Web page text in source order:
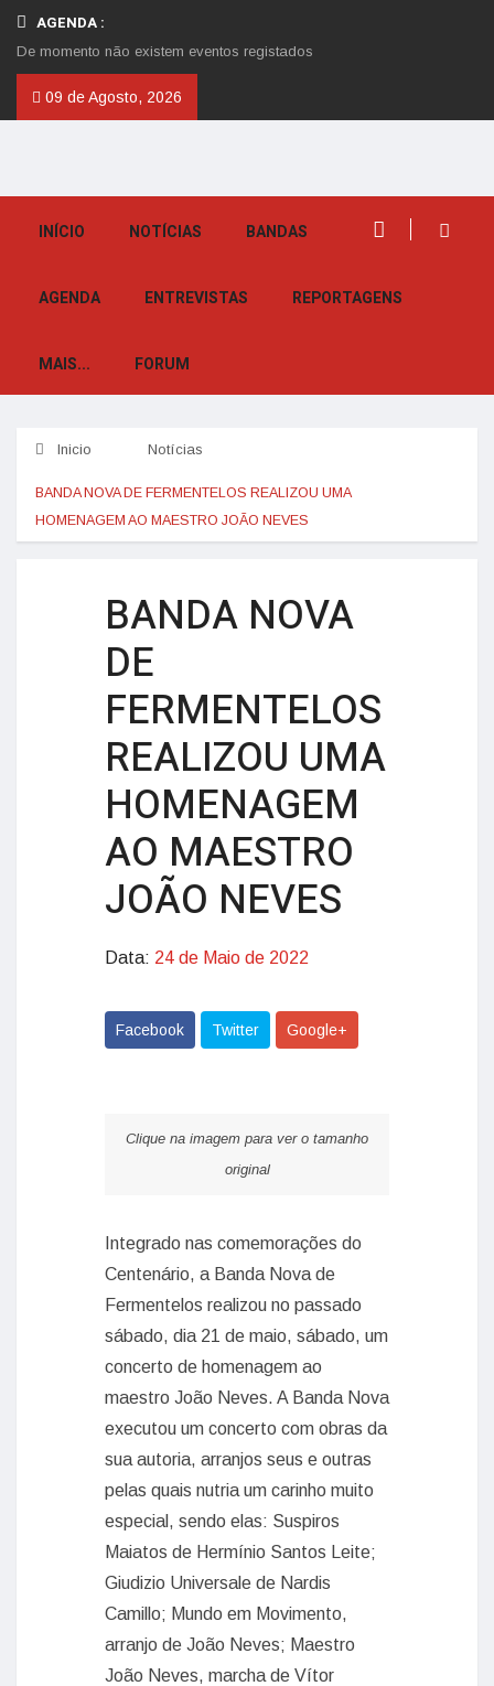
AGENDA :
De momento não existem eventos registados
09 de Agosto, 2026
INÍCIO NOTÍCIAS BANDAS
AGENDA ENTREVISTAS REPORTAGENS
MAIS... FORUM
Inicio Notícias
BANDA NOVA DE FERMENTELOS REALIZOU UMA
HOMENAGEM AO MAESTRO JOÃO NEVES
BANDA NOVA
DE
FERMENTELOS
REALIZOU UMA
HOMENAGEM
AO MAESTRO
JOÃO NEVES
Data: 24 de Maio de 2022
Facebook Twitter Google+
Clique na imagem para ver o tamanho
original
Integrado nas comemorações do
Centenário, a Banda Nova de
Fermentelos realizou no passado
sábado, dia 21 de maio, sábado, um
concerto de homenagem ao
maestro João Neves. A Banda Nova
executou um concerto com obras da
sua autoria, arranjos seus e outras
pelas quais nutria um carinho muito
especial, sendo elas: Suspiros
Maiatos de Hermínio Santos Leite;
Giudizio Universale de Nardis
Camillo; Mundo em Movimento,
arranjo de João Neves; Maestro
João Neves, marcha de Vítor